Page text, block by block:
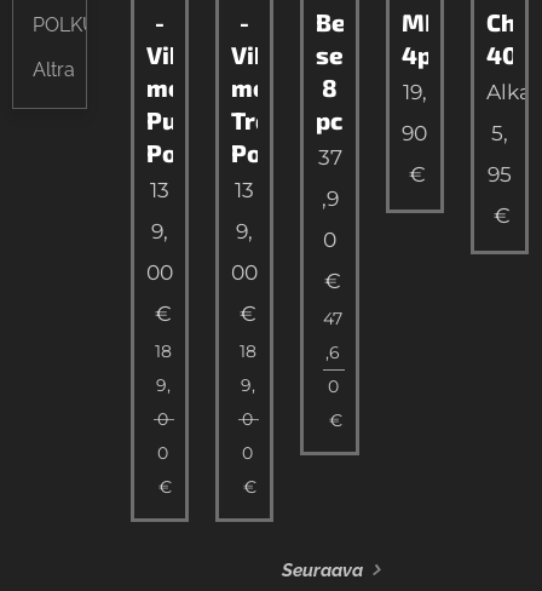
POLKUJUOKSU
Altra
-
Vibram
megagrip
Purble
Polkujuoksukenkä
13
9,
00
€
18
9,
0
0
€
-
Vibram
megagrip
Trquise
Polkujuoksukenkä
13
9,
00
€
18
9,
0
0
€
Best
seller
8
pck
37
,9
0
€
47
,6
0
€
MIX
4pcs
19,
90
€
Chili
40g
5,
95
€
Seuraava